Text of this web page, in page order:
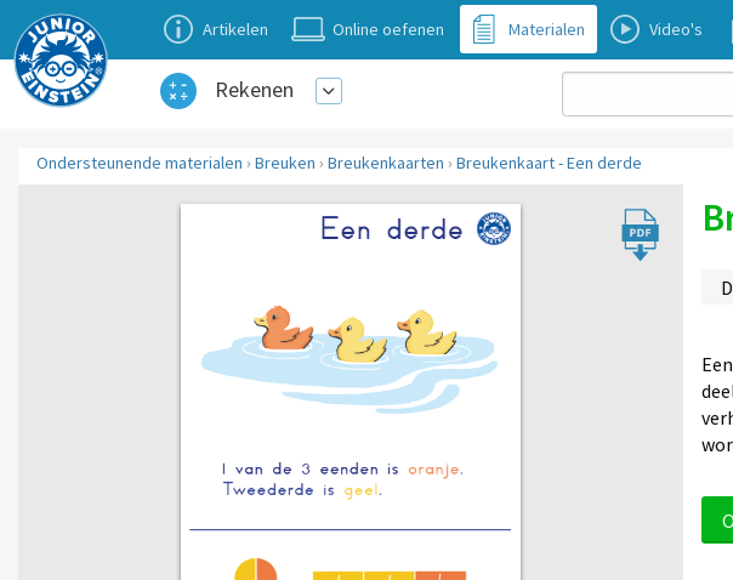
Artikelen Online oefenen Materialen Video's
Rekenen
Ondersteunende materialen › Breuken › Breukenkaarten › Breukenkaart - Een derde